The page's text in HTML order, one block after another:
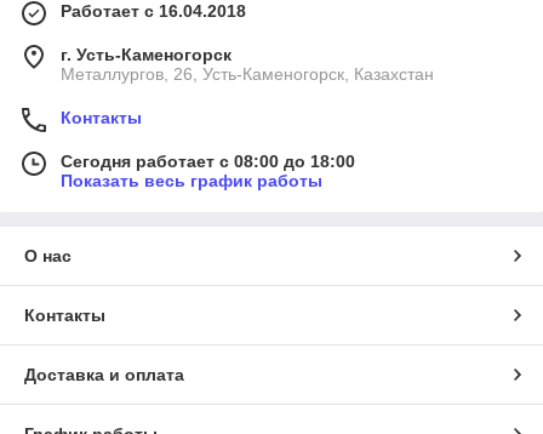
Работает с 16.04.2018
г. Усть-Каменогорск
Металлургов, 26, Усть-Каменогорск, Казахстан
Контакты
Сегодня работает с 08:00 до 18:00
Показать весь график работы
О нас
Контакты
Доставка и оплата